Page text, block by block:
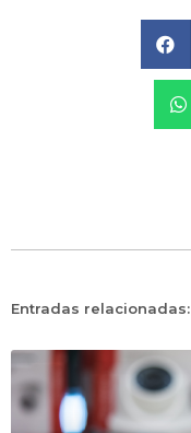
Entradas relacionadas: